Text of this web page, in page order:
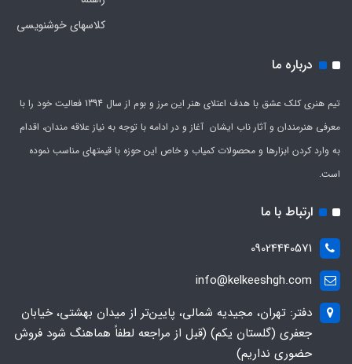
کلاسهای خوشنویسی
درباره ما
تیم هنری کلک عشق با هدف اعتلای هنر این مرز و بوم از سال 1394 فعالیت خود را با
معرفی هنرمندان و آثار ناب ایشان آغاز و در ادامه با توجه به نیاز علاقه مندان، اقدام
به وارد کردن ابزارها و محصولات کمیاب و خاص این حوزه با قیمتهای مناسب نموده
است.
ارتباط با ما
09024440571
info@kelkeeshgh.com
دفتر: تهران، مجیدیه شمالی، پایین‌تر از میدان بهشتی، خیابان
جعفری (گلستان یکم) (قبل از مراجعه لطفاً هماهنگ شود فروش
حضوری نداریم)